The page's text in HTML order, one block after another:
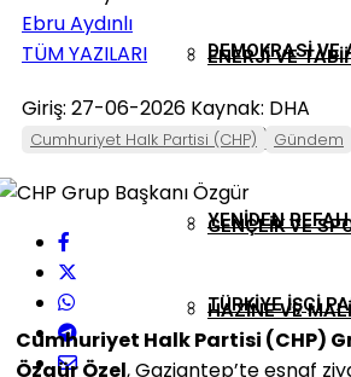
DEMOKRASI VE
(DEVA)
YENIDEN
TÜRKIYE İŞÇI
ENERJI VE
BAKANLIĞI
GENÇLIK VE
HAZINE VE
Ebru Aydınlı
TÜM YAZILARI
Giriş: 27-06-2026 Kaynak: DHA
Cumhuriyet Halk Partisi (CHP) Gündem
Cumhuriyet Halk Partisi (CHP)
Özgür Özel, Gaziantep’te esnaf